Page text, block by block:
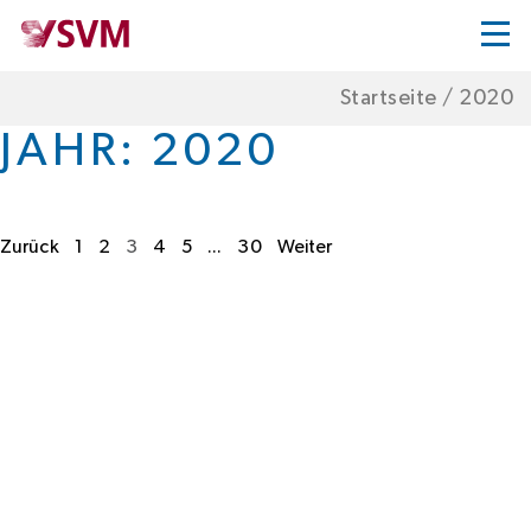
Startseite / 2020
JAHR: 2020
Paginierung
Zurück 1 2 3 4 5 ... 30 Weiter